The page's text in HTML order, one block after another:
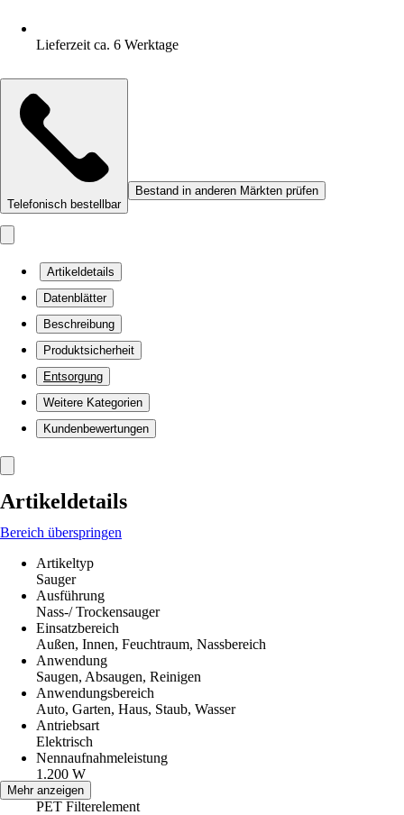
Lieferzeit ca. 6 Werktage
Telefonisch bestellbar
Bestand in anderen Märkten prüfen
Artikeldetails
Datenblätter
Beschreibung
Produktsicherheit
Entsorgung
Weitere Kategorien
Kundenbewertungen
Artikeldetails
Bereich überspringen
Artikeltyp
Sauger
Ausführung
Nass-/ Trockensauger
Einsatzbereich
Außen, Innen, Feuchtraum, Nassbereich
Anwendung
Saugen, Absaugen, Reinigen
Anwendungsbereich
Auto, Garten, Haus, Staub, Wasser
Antriebsart
Elektrisch
Nennaufnahmeleistung
1.200 W
Filter
PET Filterelement
Mehr anzeigen